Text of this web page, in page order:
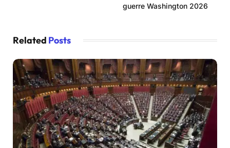
guerre Washington 2026
Related Posts